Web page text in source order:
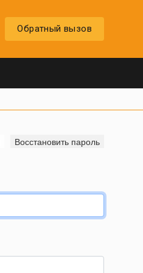
Обратный вызов
(активная вкладка)
Восстановить пароль